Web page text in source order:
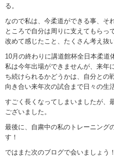
る。
なので私は、今柔道ができる事、そ
ところで自分は周りに支えてもらっ
改めて感じたこと、たくさん考え抜
10月の終わりに講道館杯全日本柔道
私は今年出場ができませんが、来年
ち続けられるかどうかは、自分との
向き合い来年次の試合まで日々の生
すごく長くなってしまいましたが、
ございました。
最後に、自粛中の私のトレーニング
す！
ではまた次のブログで会いましょう！